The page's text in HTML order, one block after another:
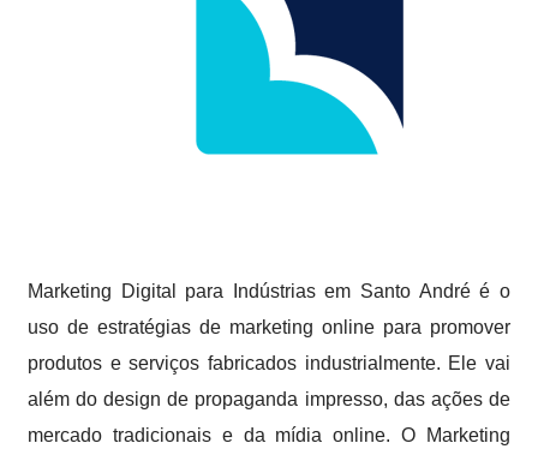
Marketing Digital para Indústrias em Santo André é o
uso de estratégias de marketing online para promover
produtos e serviços fabricados industrialmente. Ele vai
além do design de propaganda impresso, das ações de
mercado tradicionais e da mídia online. O Marketing